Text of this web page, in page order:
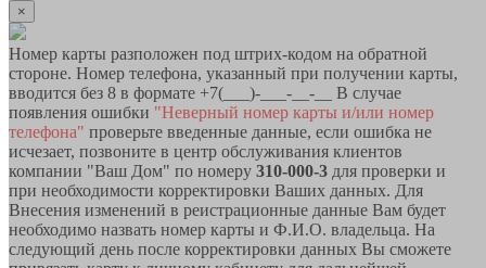
×
Номер карты разположен под штрих-кодом на обратной
стороне. Номер телефона, указанный при получении карты,
вводится без 8 в формате +7(___)-___-__-__ В случае
появления ошибки "Неверный номер карты и/или номер
телефона" проверьте введенные данные, если ошибка не
исчезает, позвоните в центр обслуживания клиентов
компании "Ваш Дом" по номеру 310-000-3 для проверки и
при необходимости корректировки Ваших данных. Для
Внесения изменений в реистрационные данные Вам будет
необходимо назвать номер карты и Ф.И.О. владельца. На
следующий день после корректировки данных Вы сможете